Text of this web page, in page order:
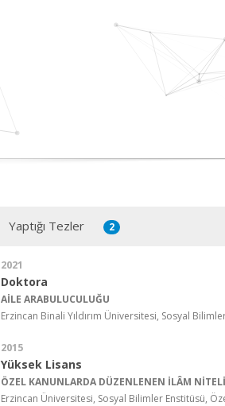
Yaptığı Tezler 2
2021
Doktora
AİLE ARABULUCULUĞU
Erzincan Binali Yıldırım Üniversitesi, Sosyal
2015
Yüksek Lisans
ÖZEL KANUNLARDA DÜZENLENEN İLÂM
Erzincan Üniversitesi, Sosyal Bilimler Enstitüsü,